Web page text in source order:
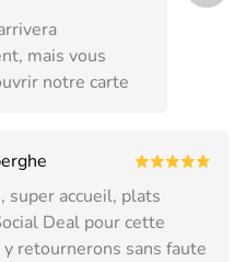
mais vous
notre carte
super accueil, plats
Deal pour cette
retournerons sans faute